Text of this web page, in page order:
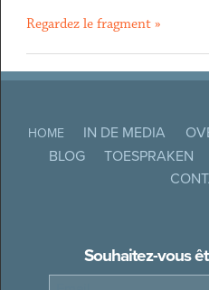
Regardez le fragment »
HOME IN DE MEDIA
BLOG
TOESPRAKEN
Souhaitez-vous